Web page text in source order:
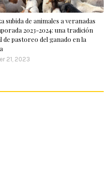
subida de animales a veranadas
2023-2024: una tradición
de pastoreo del ganado en la
21, 2023